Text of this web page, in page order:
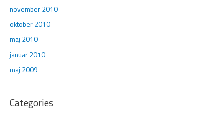
november 2010
oktober 2010
maj 2010
januar 2010
maj 2009
Categories